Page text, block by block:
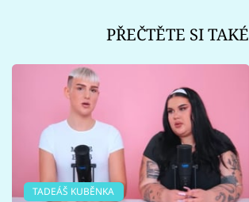
PŘEČTĚTE SI TAKÉ
TADEÁŠ KUBĚNKA